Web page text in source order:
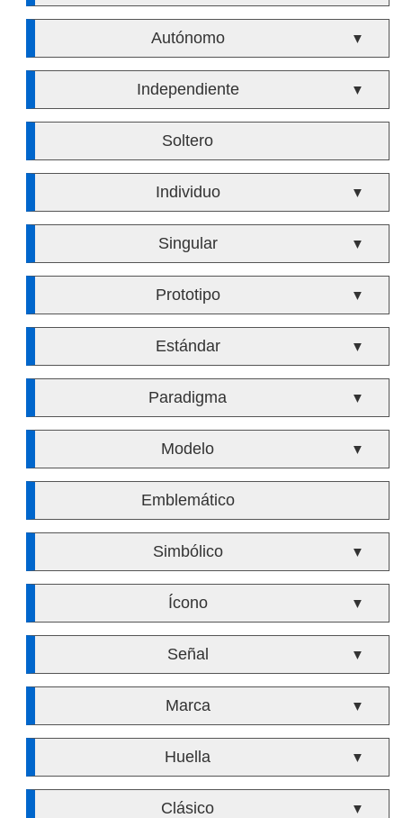
Autónomo ▼
Independiente ▼
Soltero
Individuo ▼
Singular ▼
Prototipo ▼
Estándar ▼
Paradigma ▼
Modelo ▼
Emblemático
Simbólico ▼
Ícono ▼
Señal ▼
Marca ▼
Huella ▼
Clásico ▼